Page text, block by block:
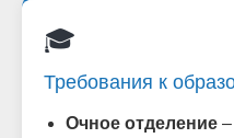
🎓
Требования к
Очное отделение